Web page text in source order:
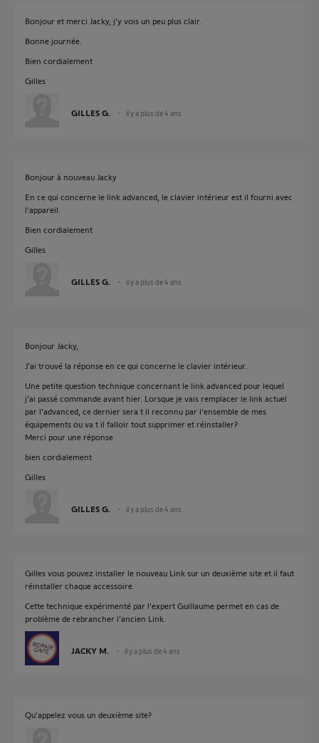
Bonjour et merci Jacky, j’y vois un peu plus clair.
Bonne journée.
Bien cordialement
Gilles
GILLES G. il y a plus de 4 ans
Bonjour à nouveau Jacky
En ce qui concerne le link advanced, le clavier intérieur est il fourni avec
l'appareil.
Bien cordialement
Gilles
GILLES G. il y a plus de 4 ans
Bonjour Jacky,
J'ai trouvé la réponse en ce qui concerne le clavier intérieur.
Une petite question technique concernant le link advanced pour lequel
j'ai passé commande avant hier. Lorsque je vais remplacer le link actuel
par l'advanced, ce dernier sera t il reconnu par l'ensemble de mes
équipements ou va t il falloir tout supprimer et réinstaller?
Merci pour une réponse
bien cordialement
Gilles
GILLES G. il y a plus de 4 ans
Gilles vous pouvez installer le nouveau Link sur un deuxième site et il faut
réinstaller chaque accessoire.
Cette technique expérimenté par l'expert Guillaume permet en cas de
problème de rebrancher l'ancien Link.
JACKY M. il y a plus de 4 ans
Qu’appelez vous un deuxième site?